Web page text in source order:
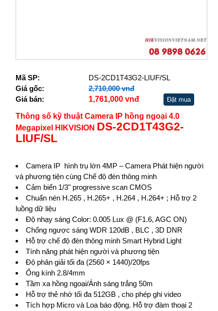
Mã SP:
DS-2CD1T43G2-LIUF/SL
Giá gốc:
2,710,000 vnđ
Giá bán:
1,761,000 vnđ Đặt mua
Thông số kỹ thuật Camera IP hồng ngoại 4.0
Megapixel HIKVISION DS-2CD1T43G2-
LIUF/SL
Camera IP hình trụ lớn 4MP – Camera Phát hiện người
và phương tiện cùng Chế độ đèn thông minh
Cảm biến 1/3" progressive scan CMOS
Chuẩn nén H.265 , H.265+ , H.264 , H.264+ ; Hỗ trợ 2
luồng dữ liệu
Độ nhạy sáng Color: 0.005 Lux @ (F1.6, AGC ON)
Chống ngược sáng WDR 120dB , BLC , 3D DNR
Hỗ trợ chế độ đèn thông minh Smart Hybrid Light
Tính năng phát hiện người và phương tiện
Độ phân giải tối đa (2560 × 1440)/20fps
Ống kính 2.8/4mm
Tầm xa hồng ngoại/Ánh sáng trắng 50m
Hỗ trợ thẻ nhớ tối đa 512GB , cho phép ghi video
Tích hợp Micro và Loa báo động. Hỗ trợ đàm thoại 2